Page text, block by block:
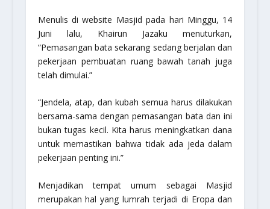
Menulis di website Masjid pada hari Minggu, 14
Juni lalu, Khairun Jazaku menuturkan,
“Pemasangan bata sekarang sedang berjalan dan
pekerjaan pembuatan ruang bawah tanah juga
telah dimulai.”
“Jendela, atap, dan kubah semua harus dilakukan
bersama-sama dengan pemasangan bata dan ini
bukan tugas kecil. Kita harus meningkatkan dana
untuk memastikan bahwa tidak ada jeda dalam
pekerjaan penting ini.”
Menjadikan tempat umum sebagai Masjid
merupakan hal yang lumrah terjadi di Eropa dan